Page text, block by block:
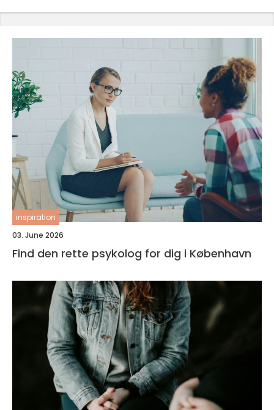
inspiration
03. June 2026
Find den rette psykolog for dig i København